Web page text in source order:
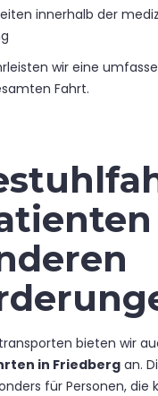
innerhalb der
wir eine
Fahrt.
bieten wir
in Friedberg an.
für Personen, die